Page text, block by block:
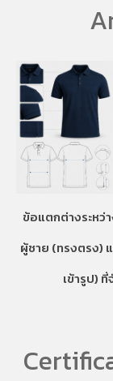
ข้อแตกต่างระหว่
ผู้ชาย (ทรงตรง)
เข้ารูป)